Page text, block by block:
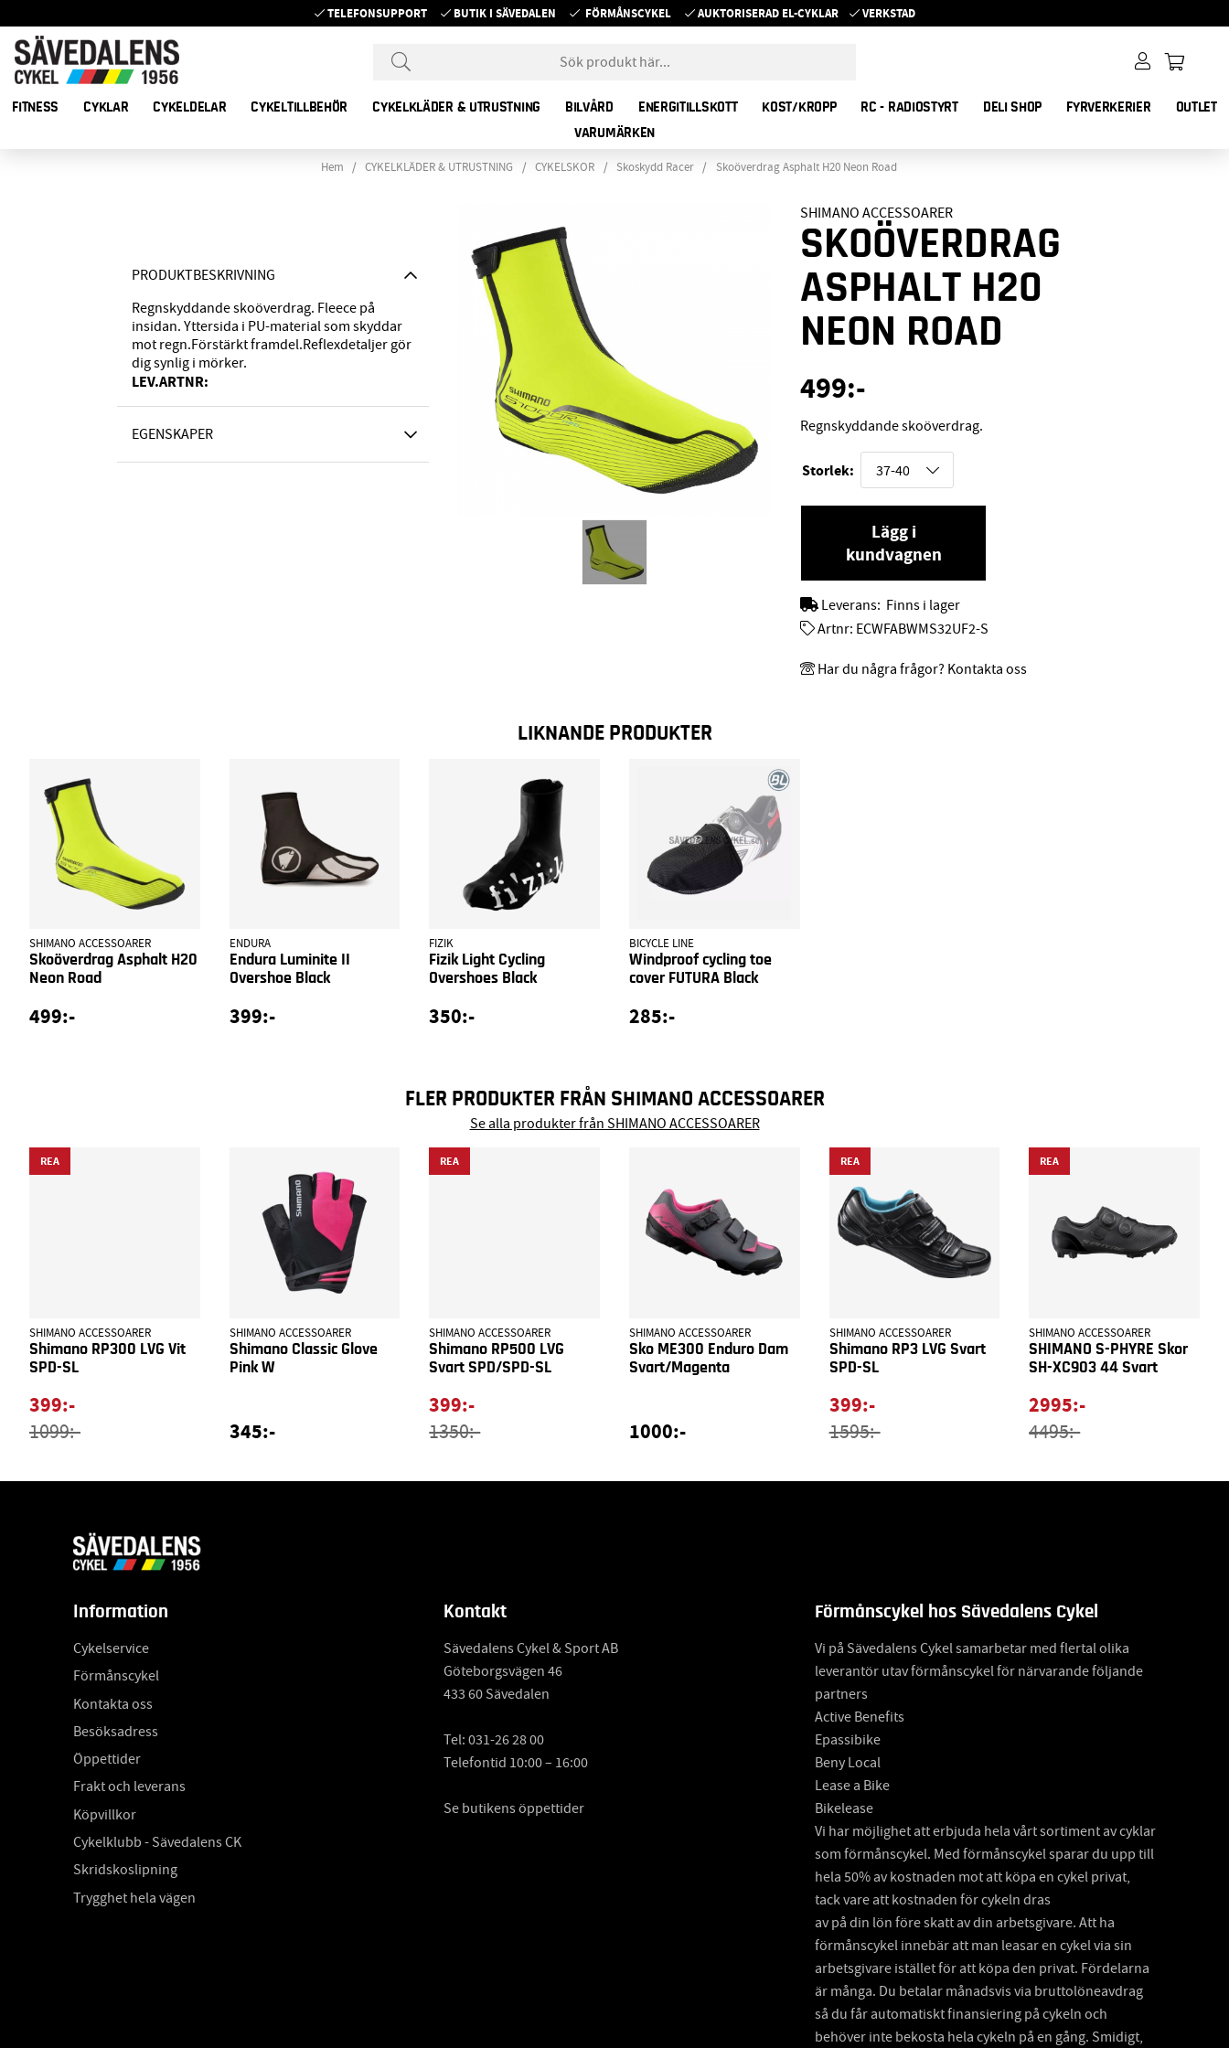
TELEFONSUPPORT BUTIK I SÄVEDALEN FÖRMÅNSCYKEL AUKTORISERAD EL-CYKLAR VERKSTAD
FITNESS CYKLAR CYKELDELAR CYKELTILLBEHÖR CYKELKLÄDER & UTRUSTNING BILVÅRD ENERGITILLSKOTT KOST/KROPP RC - RADIOSTYRT DELI SHOP FYRVERKERIER
OUTLET
VARUMÄRKEN
Hem CYKELKLÄDER & UTRUSTNING CYKELSKOR Skoskydd Racer Skoöverdrag Asphalt H20 Neon Road
PRODUKTBESKRIVNING
Regnskyddande skoöverdrag. Fleece på
insidan. Yttersida i PU-material som skyddar
mot regn.Förstärkt framdel.Reflexdetaljer gör
dig synlig i mörker.
LEV.ARTNR:
EGENSKAPER
SHIMANO ACCESSOARER
SKOÖVERDRAG
ASPHALT H20
NEON ROAD
499:-
Regnskyddande skoöverdrag.
Storlek:
Lägg i
kundvagnen
Leverans: Finns i lager
Artnr: ECWFABWMS32UF2-S
Har du några frågor? Kontakta oss
LIKNANDE PRODUKTER
SHIMANO ACCESSOARER
Skoöverdrag Asphalt H20
Neon Road
499:-
ENDURA
Endura Luminite II
Overshoe Black
399:-
FIZIK
Fizik Light Cycling
Overshoes Black
350:-
BICYCLE LINE
Windproof cycling toe
cover FUTURA Black
285:-
FLER PRODUKTER FRÅN SHIMANO ACCESSOARER
Se alla produkter från SHIMANO ACCESSOARER
REA
SHIMANO ACCESSOARER
Shimano RP300 LVG Vit
SPD-SL
399:-
1099:-
SHIMANO ACCESSOARER
Shimano Classic Glove
Pink W
345:-
REA
SHIMANO ACCESSOARER
Shimano RP500 LVG
Svart SPD/SPD-SL
399:-
1350:-
SHIMANO ACCESSOARER
Sko ME300 Enduro Dam
Svart/Magenta
1000:-
REA
SHIMANO ACCESSOARER
Shimano RP3 LVG Svart
SPD-SL
399:-
1595:-
REA
SHIMANO ACCESSOARER
SHIMANO S-PHYRE Skor
SH-XC903 44 Svart
2995:-
4495:-
Information
Cykelservice
Förmånscykel
Kontakta oss
Besöksadress
Öppettider
Frakt och leverans
Köpvillkor
Cykelklubb - Sävedalens CK
Skridskoslipning
Trygghet hela vägen
Kontakt
Sävedalens Cykel & Sport AB
Göteborgsvägen 46
433 60 Sävedalen
Tel:031-26 28 00
Telefontid 10:00 – 16:00
Se butikens öppettider
Förmånscykel hos Sävedalens Cykel
Vi på Sävedalens Cykel samarbetar med flertal olika
leverantör utav förmånscykel för närvarande följande
partners
Active Benefits
Epassibike
Beny Local
Lease a Bike
Bikelease
Vi har möjlighet att erbjuda hela vårt sortiment av cyklar
som förmånscykel. Med förmånscykel sparar du upp till
hela 50% av kostnaden mot att köpa en cykel privat,
tack vare att kostnaden för cykeln dras
av på din lön före skatt av din arbetsgivare. Att ha
förmånscykel innebär att man leasar en cykel via sin
arbetsgivare istället för att köpa den privat. Fördelarna
är många. Du betalar månadsvis via bruttolöneavdrag
så du får automatiskt finansiering på cykeln och
behöver inte bekosta hela cykeln på en gång. Smidigt,